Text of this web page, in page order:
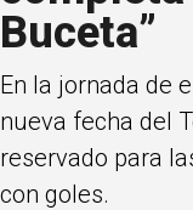
Buceta”
En la jornada de
nueva fecha del
reservado para
con goles.